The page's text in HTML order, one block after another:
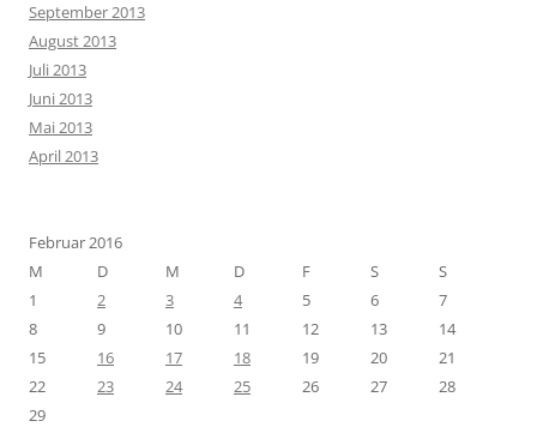
September 2013
August 2013
Juli 2013
Juni 2013
Mai 2013
April 2013
Februar 2016
M
D M D F S
S
1
2 3 4 5 6
7
8
9 10 11 12 13
14
15
16 17 18 19 20
21
22
23 24 25 26 27
28
29